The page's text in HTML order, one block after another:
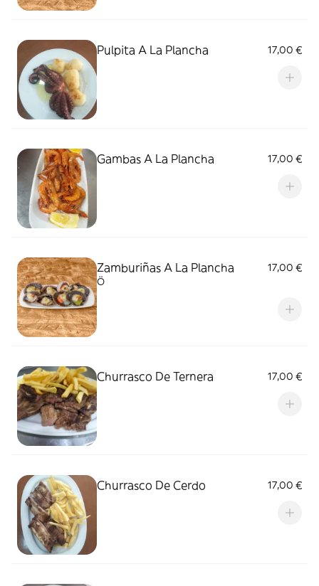
Pulpita A La Plancha 17,00 €
Gambas A La Plancha 17,00 €
Zamburiñas A La Plancha
17,00 €
Ö
Churrasco De Ternera 17,00 €
Churrasco De Cerdo 17,00 €